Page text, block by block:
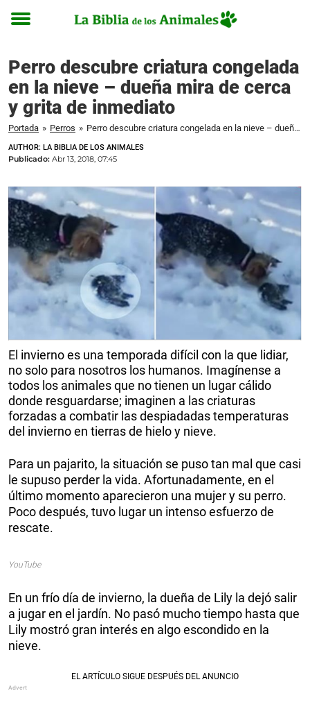
Toggle
Perro descubre criatura congelada
en la nieve – dueña mira de cerca
y grita de inmediato
Portada » Perros » Perro descubre criatura congelada en la nieve – dueña mira de cerca y grita de inmediato
AUTHOR: LA BIBLIA DE LOS ANIMALES
Publicado: Abr 13, 2018, 07:45
El invierno es una temporada difícil con la que lidiar,
no solo para nosotros los humanos. Imagínense a
todos los animales que no tienen un lugar cálido
donde resguardarse; imaginen a las criaturas
forzadas a combatir las despiadadas temperaturas
del invierno en tierras de hielo y nieve.
Para un pajarito, la situación se puso tan mal que casi
le supuso perder la vida. Afortunadamente, en el
último momento aparecieron una mujer y su perro.
Poco después, tuvo lugar un intenso esfuerzo de
rescate.
YouTube
En un frío día de invierno, la dueña de Lily la dejó salir
a jugar en el jardín. No pasó mucho tiempo hasta que
Lily mostró gran interés en algo escondido en la
nieve.